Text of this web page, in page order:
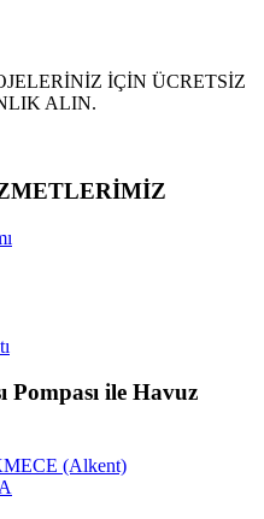
İÇİN ÜCRETSİZ
ALIN.
ile Havuz
(Alkent)